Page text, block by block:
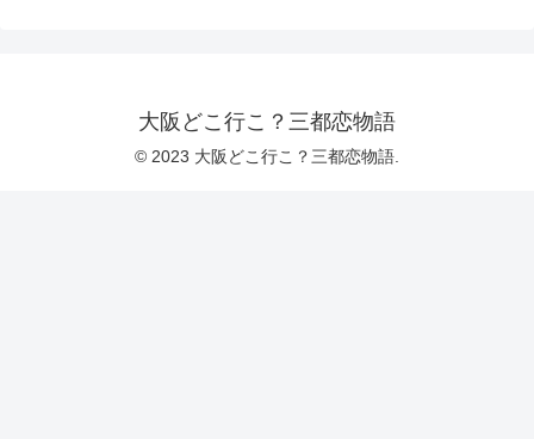
大阪どこ行こ？三都恋物語
© 2023 大阪どこ行こ？三都恋物語.